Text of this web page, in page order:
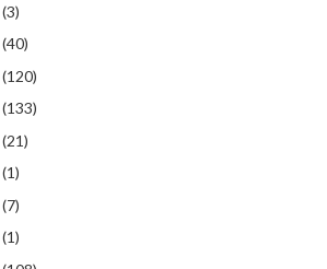
(3)
(40)
(120)
(133)
(21)
(1)
(7)
(1)